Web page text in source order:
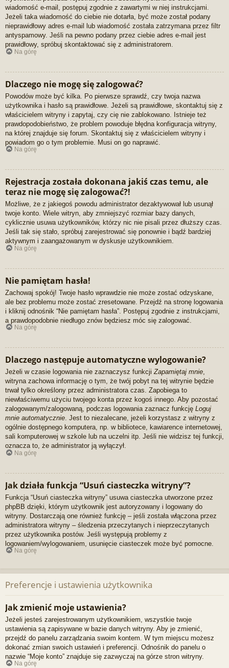
wiadomość e-mail, postępuj zgodnie z zawartymi w niej instrukcjami.
Jeżeli taka wiadomość do ciebie nie dotarła, być może został podany
nieprawidłowy adres e-mail lub wiadomość została zatrzymana przez filtr
antyspamowy. Jeśli na pewno podany przez ciebie adres e-mail jest
prawidłowy, spróbuj skontaktować się z administratorem.
Na górę
Dlaczego nie mogę się zalogować?
Powodów może być kilka. Po pierwsze sprawdź, czy twoja nazwa
użytkownika i hasło są prawidłowe. Jeżeli są prawidłowe, skontaktuj się z
właścicielem witryny i zapytaj, czy cię nie zablokowano. Istnieje też
prawdopodobieństwo, że problem powoduje błędna konfiguracja witryny,
na której znajduje się forum. Skontaktuj się z właścicielem witryny i
powiadom go o tym problemie. Musi on go naprawić.
Na górę
Rejestracja została dokonana jakiś czas temu, ale
teraz nie mogę się zalogować?!
Możliwe, że z jakiegoś powodu administrator dezaktywował lub usunął
twoje konto. Wiele witryn, aby zmniejszyć rozmiar bazy danych,
cyklicznie usuwa użytkowników, którzy nic nie pisali przez dłuższy czas.
Jeśli tak się stało, spróbuj zarejestrować się ponownie i bądź bardziej
aktywnym i zaangażowanym w dyskusje użytkownikiem.
Na górę
Nie pamiętam hasła!
Zachowaj spokój! Twoje hasło wprawdzie nie może zostać odzyskane,
ale bez problemu może zostać zresetowane. Przejdź na stronę logowania
i kliknij odnośnik “Nie pamiętam hasła”. Postępuj zgodnie z instrukcjami,
a prawdopodobnie niedługo znów będziesz móc się zalogować.
Na górę
Dlaczego następuje automatyczne wylogowanie?
Jeżeli w czasie logowania nie zaznaczysz funkcjiZapamiętaj mnie,
witryna zachowa informację o tym, że twój pobyt na tej witrynie będzie
trwał tylko określony przez administratora czas. Zapobiega to
niewłaściwemu użyciu twojego konta przez kogoś innego. Aby pozostać
zalogowanym/zalogowaną, podczas logowania zaznacz funkcję Loguj
mnie automatycznie. Jest to niezalecane, jeżeli korzystasz z witryny z
ogólnie dostępnego komputera, np. w bibliotece, kawiarence internetowej,
sali komputerowej w szkole lub na uczelni itp. Jeśli nie widzisz tej funkcji,
oznacza to, że administrator ją wyłączył.
Na górę
Jak działa funkcja “Usuń ciasteczka witryny”?
Funkcja “Usuń ciasteczka witryny” usuwa ciasteczka utworzone przez
phpBB dzięki, którym użytkownik jest autoryzowany i logowany do
witryny. Dostarczają one również funkcję – jeśli została włączona przez
administratora witryny – śledzenia przeczytanych i nieprzeczytanych
przez użytkownika postów. Jeśli występują problemy z
logowaniem/wylogowaniem, usunięcie ciasteczek może być pomocne.
Na górę
Preferencje i ustawienia użytkownika
Jak zmienić moje ustawienia?
Jeżeli jesteś zarejestrowanym użytkownikiem, wszystkie twoje
ustawienia są zapisywane w bazie danych witryny. Aby je zmienić,
przejdź do panelu zarządzania swoim kontem. W tym miejscu możesz
dokonać zmian swoich ustawień i preferencji. Odnośnik do panelu o
nazwie “Moje konto” znajduje się zazwyczaj na górze stron witryny.
Na górę